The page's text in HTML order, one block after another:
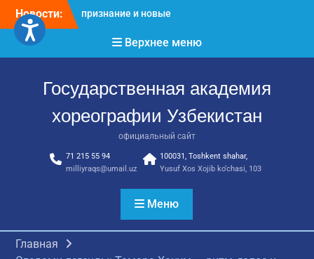
Перейти
содержимому
Новости:
Международное научное
Международное
признание и новые
хореографов!
Международное
признание и новые
достижения молодых
Верхнее меню
Государственная академия
хореографии Узбекистан
официальный сайт
71 215 55 94
milliyraqs@umail.uz
100031, Toshkent shahar,
Yusuf Xos Xojib ko‘chasi, 103
Меню
Главная